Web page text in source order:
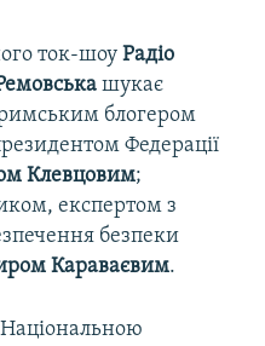
ток-шоу Радіо
шукає
блогером
Федерації
Клевцовим;
експертом з
безпеки
Караваєвим.
Національною